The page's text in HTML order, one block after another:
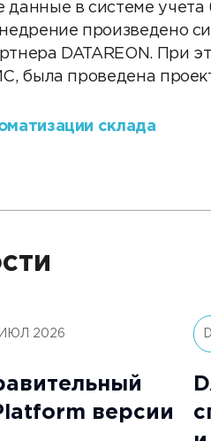
в системе учета
произведено
DATAREON. При
была проведена
склада
2026
версии